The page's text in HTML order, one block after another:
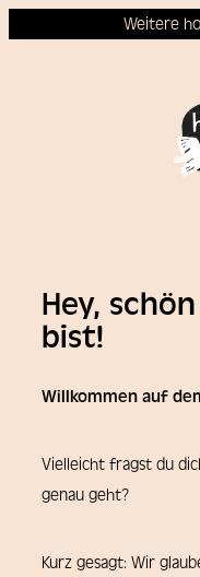
Weitere
Hey,
bist!
Willkommen auf
Vielleicht fragst du
genau geht?
Kurz gesagt: Wir